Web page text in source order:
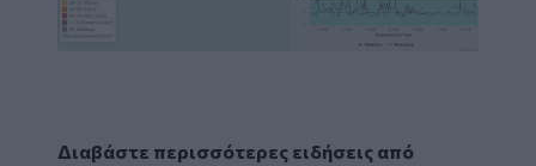
Διαβάστε περισσότερες ειδήσεις από